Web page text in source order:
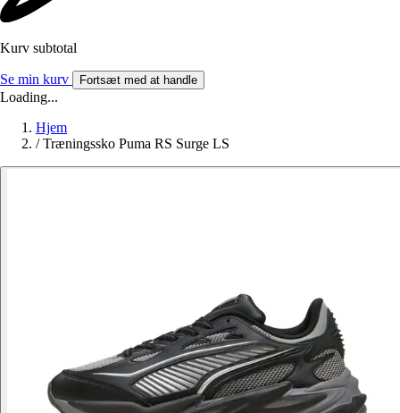
Kurv subtotal
Se min kurv Fortsæt med at handle
Loading...
Hjem
/ Træningssko Puma RS Surge LS